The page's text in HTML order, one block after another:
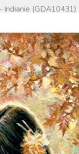
Indianie (GDA10431)